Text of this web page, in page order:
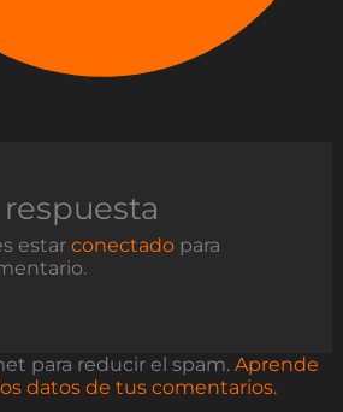
estar conectadopara
para reducir el spam.Aprende
datos de tus comentarios.